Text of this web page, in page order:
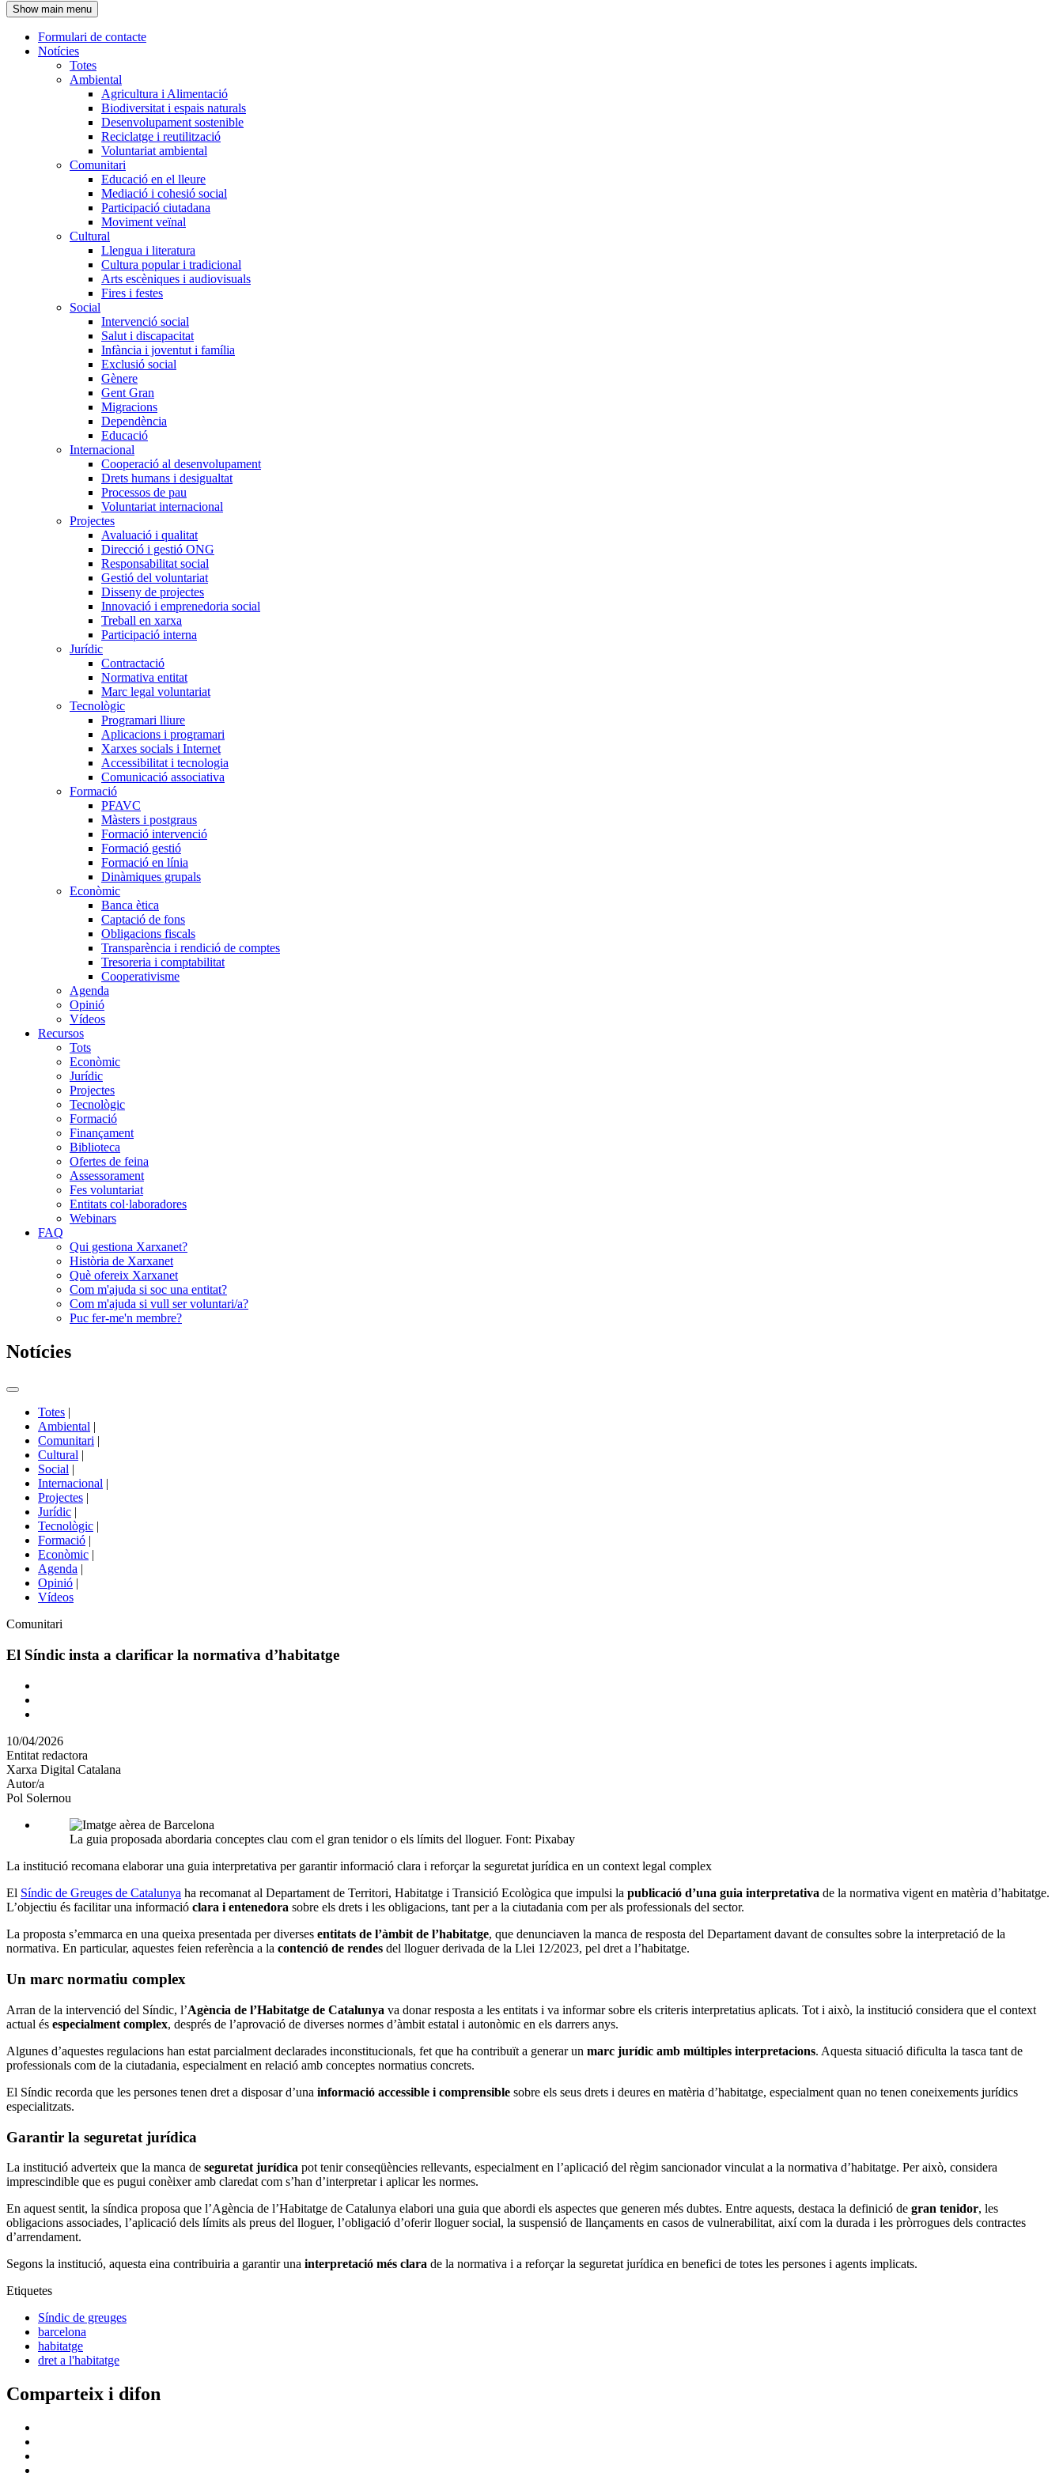
l'encapçalament
Show main menu
Navegació
principal
Formulari de contacte
Notícies
Totes
Ambiental
Agricultura i Alimentació
Biodiversitat i espais naturals
Desenvolupament sostenible
Reciclatge i reutilització
Voluntariat ambiental
Comunitari
Educació en el lleure
Mediació i cohesió social
Participació ciutadana
Moviment veïnal
Cultural
Llengua i literatura
Cultura popular i tradicional
Arts escèniques i audiovisuals
Fires i festes
Social
Intervenció social
Salut i discapacitat
Infància i joventut i família
Exclusió social
Gènere
Gent Gran
Migracions
Dependència
Educació
Internacional
Cooperació al desenvolupament
Drets humans i desigualtat
Processos de pau
Voluntariat internacional
Projectes
Avaluació i qualitat
Direcció i gestió ONG
Responsabilitat social
Gestió del voluntariat
Disseny de projectes
Innovació i emprenedoria social
Treball en xarxa
Participació interna
Jurídic
Contractació
Normativa entitat
Marc legal voluntariat
Tecnològic
Programari lliure
Aplicacions i programari
Xarxes socials i Internet
Accessibilitat i tecnologia
Comunicació associativa
Formació
PFAVC
Màsters i postgraus
Formació intervenció
Formació gestió
Formació en línia
Dinàmiques grupals
Econòmic
Banca ètica
Captació de fons
Obligacions fiscals
Transparència i rendició de comptes
Tresoreria i comptabilitat
Cooperativisme
Agenda
Opinió
Vídeos
Recursos
Tots
Econòmic
Jurídic
Projectes
Tecnològic
Formació
Finançament
Biblioteca
Ofertes de feina
Assessorament
Fes voluntariat
Entitats col·laboradores
Webinars
FAQ
Qui gestiona Xarxanet?
Història de Xarxanet
Què ofereix Xarxanet
Com m'ajuda si soc una entitat?
Com m'ajuda si vull ser voluntari/a?
Puc fer-me'n membre?
Notícies
Commutador
portals
Totes |
Ambiental |
Comunitari |
Cultural |
Social |
Internacional |
Projectes |
Jurídic |
Tecnològic |
Formació |
Econòmic |
Agenda |
Opinió |
Vídeos
Àmbit
la
Comunitari
El Síndic insta a clarificar la normativa d’habitatge
Comparteix
altres
xarxes
socials
10/04/2026
Entitat redactora
Xarxa Digital Catalana
Autor/a
Pol Solernou
La guia proposada abordaria conceptes clau com el gran tenidor o els límits del lloguer. Font: Pixabay
La institució recomana elaborar una guia interpretativa per garantir informació clara i reforçar la seguretat jurídica en un context legal complex
El Síndic de Greuges de Catalunya ha recomanat al Departament de Territori, Habitatge i Transició Ecològica que impulsi la publicació d’una guia interpretativa de la normativa vigent en matèria d’habitatge.
L’objectiu és facilitar una informació clara i entenedora sobre els drets i les obligacions, tant per a la ciutadania com per als professionals del sector.
La proposta s’emmarca en una queixa presentada per diverses entitats de l’àmbit de l’habitatge, que denunciaven la manca de resposta del Departament davant de consultes sobre la interpretació de la
normativa. En particular, aquestes feien referència a la contenció de rendes del lloguer derivada de la Llei 12/2023, pel dret a l’habitatge.
Un marc normatiu complex
Arran de la intervenció del Síndic, l’Agència de l’Habitatge de Catalunya va donar resposta a les entitats i va informar sobre els criteris interpretatius aplicats. Tot i això, la institució considera que el context
actual és especialment complex, després de l’aprovació de diverses normes d’àmbit estatal i autonòmic en els darrers anys.
Algunes d’aquestes regulacions han estat parcialment declarades inconstitucionals, fet que ha contribuït a generar un marc jurídic amb múltiples interpretacions. Aquesta situació dificulta la tasca tant de
professionals com de la ciutadania, especialment en relació amb conceptes normatius concrets.
El Síndic recorda que les persones tenen dret a disposar d’una informació accessible i comprensible sobre els seus drets i deures en matèria d’habitatge, especialment quan no tenen coneixements jurídics
especialitzats.
Garantir la seguretat jurídica
La institució adverteix que la manca de seguretat jurídica pot tenir conseqüències rellevants, especialment en l’aplicació del règim sancionador vinculat a la normativa d’habitatge. Per això, considera
imprescindible que es pugui conèixer amb claredat com s’han d’interpretar i aplicar les normes.
En aquest sentit, la síndica proposa que l’Agència de l’Habitatge de Catalunya elabori una guia que abordi els aspectes que generen més dubtes. Entre aquests, destaca la definició de gran tenidor, les
obligacions associades, l’aplicació dels límits als preus del lloguer, l’obligació d’oferir lloguer social, la suspensió de llançaments en casos de vulnerabilitat, així com la durada i les pròrrogues dels contractes
d’arrendament.
Segons la institució, aquesta eina contribuiria a garantir una interpretació més clara de la normativa i a reforçar la seguretat jurídica en benefici de totes les persones i agents implicats.
Etiquetes
Síndic de greuges
barcelona
habitatge
dret a l'habitatge
Comparteix i difon